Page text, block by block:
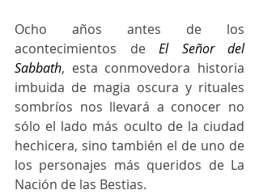
Ocho años antes de los
acontecimientos de El Señor del
Sabbath, esta conmovedora historia
imbuida de magia oscura y rituales
sombríos nos llevará a conocer no
sólo el lado más oculto de la ciudad
hechicera, sino también el de uno de
los personajes más queridos de La
Nación de las Bestias.